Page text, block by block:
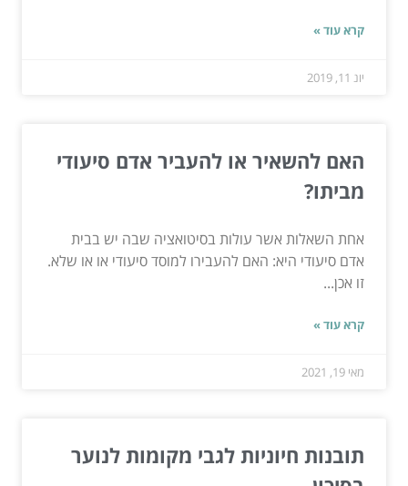
קרא עוד »
יונ 11, 2019
האם להשאיר או להעביר אדם סיעודי
מביתו?
אחת השאלות אשר עולות בסיטואציה שבה יש בבית
אדם סיעודי היא: האם להעבירו למוסד סיעודי או או שלא.
זו אכן...
קרא עוד »
מאי 19, 2021
תובנות חיוניות לגבי מקומות לנוער